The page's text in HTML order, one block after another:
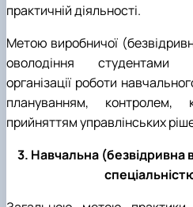
практичній діяльності.
Метою виробничої
оволодіння студентами
організації роботи
плануванням, контролем,
прийняттям управлінських
3. Навчальна (безвідривна